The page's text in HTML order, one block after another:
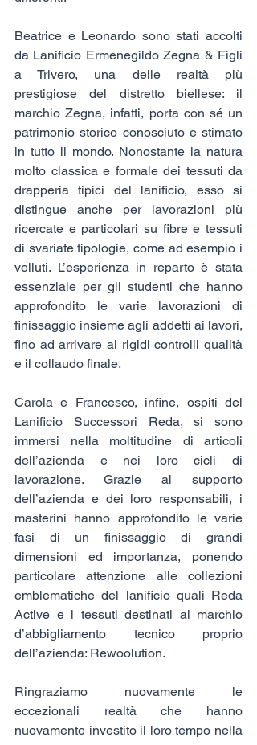
Beatrice e Leonardo sono stati accolti
da Lanificio Ermenegildo Zegna & Figli
a Trivero, una delle realtà più
prestigiose del distretto biellese: il
marchio Zegna, infatti, porta con sé un
patrimonio storico conosciuto e stimato
in tutto il mondo. Nonostante la natura
molto classica e formale dei tessuti da
drapperia tipici del lanificio, esso si
distingue anche per lavorazioni più
ricercate e particolari su fibre e tessuti
di svariate tipologie, come ad esempio i
velluti. L’esperienza in reparto è stata
essenziale per gli studenti che hanno
approfondito le varie lavorazioni di
finissaggio insieme agli addetti ai lavori,
fino ad arrivare ai rigidi controlli qualità
e il collaudo finale.
Carola e Francesco, infine, ospiti del
Lanificio Successori Reda, si sono
immersi nella moltitudine di articoli
dell’azienda e nei loro cicli di
lavorazione. Grazie al supporto
dell’azienda e dei loro responsabili, i
masterini hanno approfondito le varie
fasi di un finissaggio di grandi
dimensioni ed importanza, ponendo
particolare attenzione alle collezioni
emblematiche del lanificio quali Reda
Active e i tessuti destinati al marchio
d’abbigliamento tecnico proprio
dell’azienda: Rewoolution.
Ringraziamo nuovamente le
eccezionali realtà che hanno
nuovamente investito il loro tempo nella